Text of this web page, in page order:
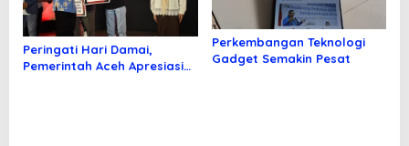
Peringati Hari Damai,
Pemerintah Aceh Apresiasi
Perkembangan Teknologi
Gadget Semakin Pesat